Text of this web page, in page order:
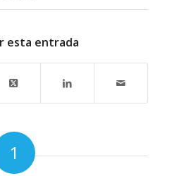
esta entrada
1